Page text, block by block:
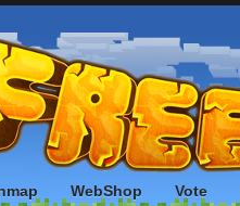
WebShop Vote